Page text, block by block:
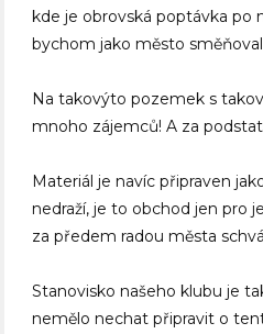
kde je obrovská poptávka po
bychom jako město
Na takovýto pozemek s
mnoho zájemců! A za
Materiál je navíc připraven
nedraží, je to obchod jen pro
za předem radou města
Stanovisko našeho klubu je
nemělo nechat připravit o